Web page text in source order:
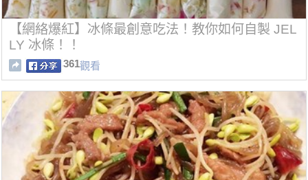
【網絡爆紅】冰條最創意吃法！教你如何自製 JEL
LY 冰條！！
361觀看